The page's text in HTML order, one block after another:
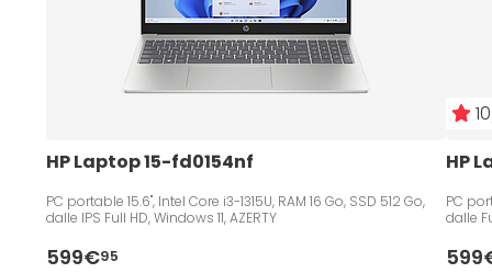
HP Laptop 15-fd0154nf
PC portable 15.6", Intel Core i3-1315U, RAM 16 Go, SSD 512 Go,
dalle IPS Full HD, Windows 11, AZERTY
599€95
HP
PC
dalle